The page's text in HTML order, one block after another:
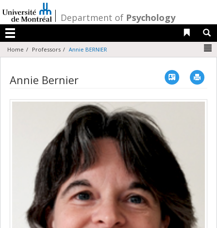
au
contenu
/Department of Psychology
Menu
Liens
Home Professors Annie BERNIER
Annie Bernier Vcard